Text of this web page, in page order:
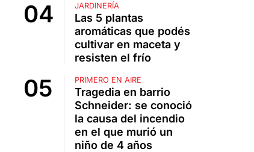
JARDINERÍA
Las 5 plantas
aromáticas que podés
cultivar en maceta y
resisten el frío
PRIMERO EN AIRE
Tragedia en barrio
Schneider: se conoció
la causa del incendio
en el que murió un
niño de 4 años